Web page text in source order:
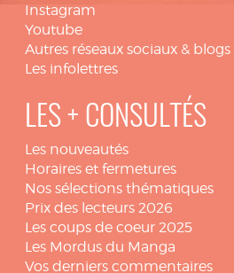
Instagram
Youtube
Autres réseaux sociaux & blogs
Les infolettres
LES + CONSULTÉS
Les nouveautés
Horaires et fermetures
Nos sélections thématiques
Prix des lecteurs 2026
Les coups de coeur 2025
Les Mordus du Manga
Vos derniers commentaires